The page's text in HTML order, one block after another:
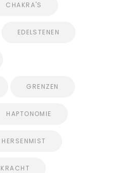
CHAKRA'S
EDELSTENEN
GRENZEN
HAPTONOMIE
HERSENMIST